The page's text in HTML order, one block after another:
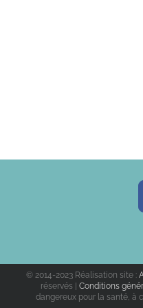
© 2014-2023 Réalisation site :
réservés | Conditions
dangereux pour la santé, à